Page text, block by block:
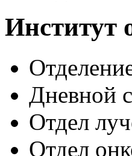
Институт
Дневной
Отдел
Отдел